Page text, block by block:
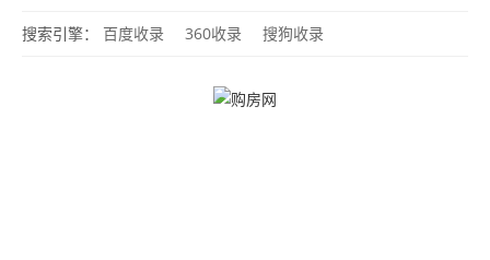
搜索引擎： 百度收录 360收录 搜狗收录